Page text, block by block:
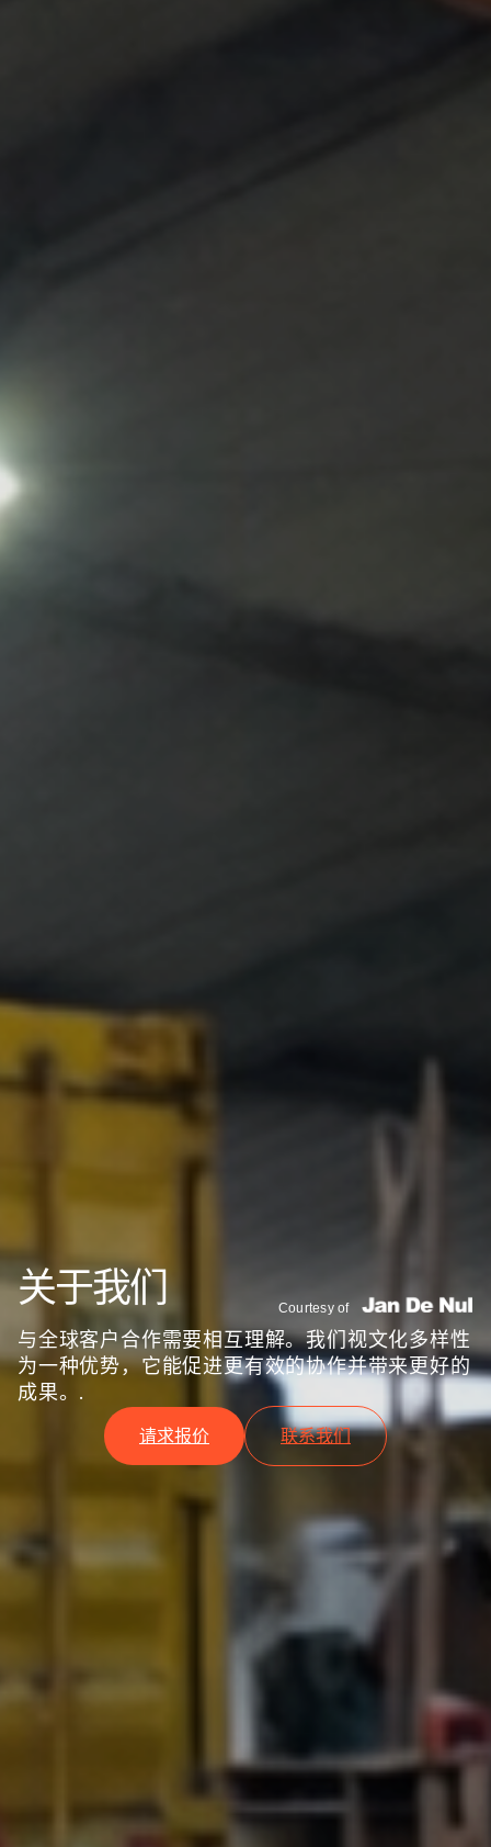
关于我们
与全球客户合作需要相互理解。我们视文化多样性
为一种优势，它能促进更有效的协作并带来更好的
成果。.
请求报价 联系我们